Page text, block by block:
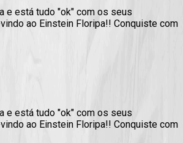
e está tudo "ok" com os seus
ao Einstein Floripa!! Conquiste com
e está tudo "ok" com os seus
ao Einstein Floripa!! Conquiste com